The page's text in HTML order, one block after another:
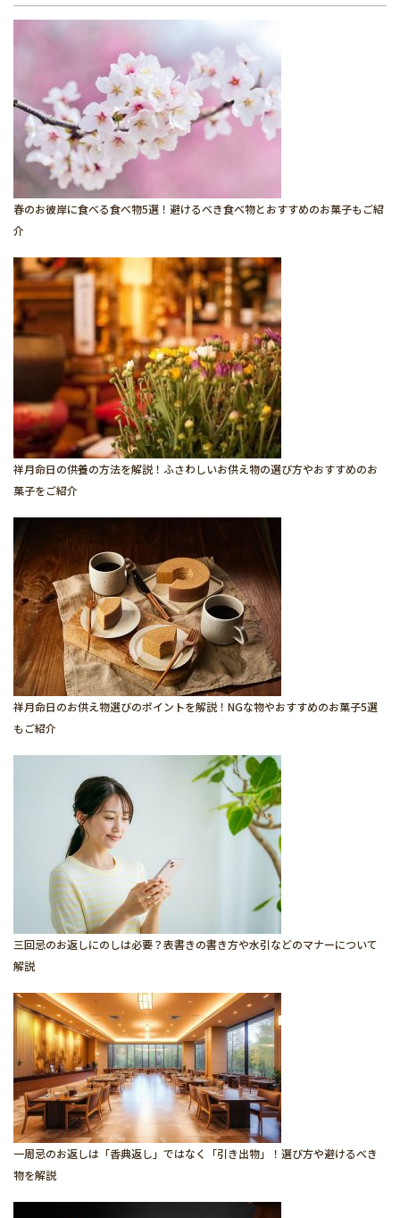
春のお彼岸に食べる食べ物5選！避けるべき食べ物とおすすめのお菓子もご紹
介
祥月命日の供養の方法を解説！ふさわしいお供え物の選び方やおすすめのお
菓子をご紹介
祥月命日のお供え物選びのポイントを解説！NGな物やおすすめのお菓子5選
もご紹介
三回忌のお返しにのしは必要？表書きの書き方や水引などのマナーについて
解説
一周忌のお返しは「香典返し」ではなく「引き出物」！選び方や避けるべき
物を解説